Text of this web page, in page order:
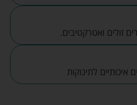
זולים ואטרקטיבים.
לתינוקות